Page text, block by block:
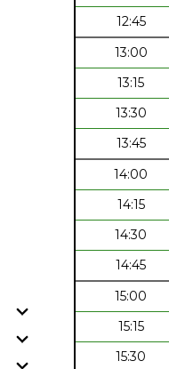
12:45
13:00
13:15
13:30
13:45
14:00
14:15
14:30
14:45
15:00
15:15
15:30